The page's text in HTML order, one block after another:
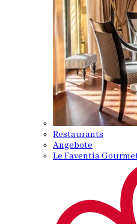
Restaurants
Angebote
Le Faventia